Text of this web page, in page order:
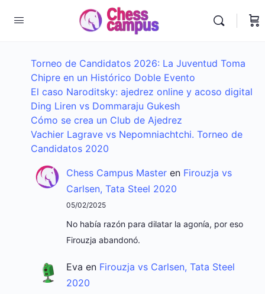
Torneo de Candidatos 2026: La Juventud Toma
Chipre en un Histórico Doble Evento
El caso Naroditsky: ajedrez online y acoso digital
Ding Liren vs Dommaraju Gukesh
Cómo se crea un Club de Ajedrez
Vachier Lagrave vs Nepomniachtchi. Torneo de
Candidatos 2020
Chess Campus Master en Firouzja vs
Carlsen, Tata Steel 2020
05/02/2025
No había razón para dilatar la agonía, por eso
Firouzja abandonó.
Eva en Firouzja vs Carlsen, Tata Steel
2020